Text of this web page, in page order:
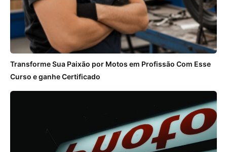
Transforme Sua Paixão por Motos em Profissão Com Esse
Curso e ganhe Certificado